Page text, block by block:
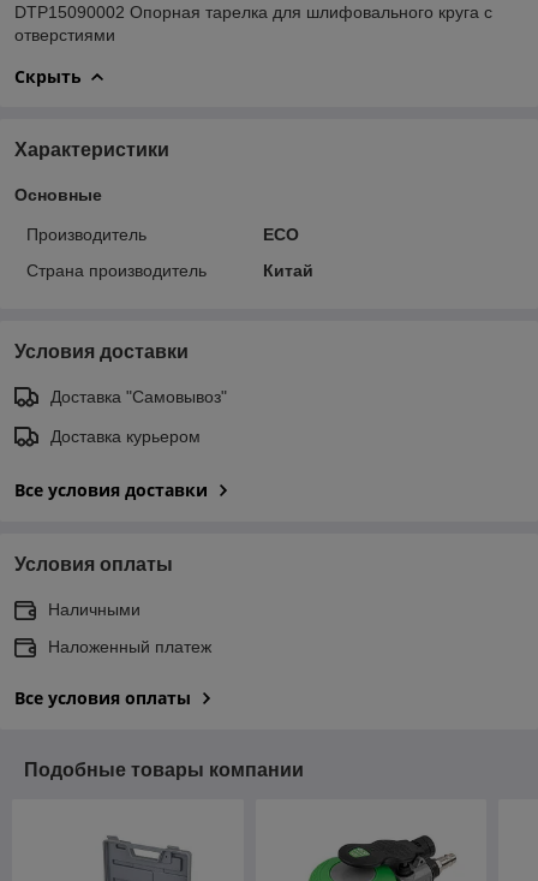
DTP15090002 Опорная тарелка для шлифовального круга с
отверстиями
Скрыть
Характеристики
Основные
Производитель
ECO
Страна производитель
Китай
Условия доставки
Доставка "Самовывоз"
Доставка курьером
Все условия доставки
Условия оплаты
Наличными
Наложенный платеж
Все условия оплаты
Подобные товары компании